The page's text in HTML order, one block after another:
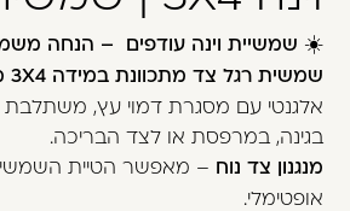
משתמש חדש/אורח
דאגנו לכם ליצירת חשבון קלה
משתמש רשום כבר
☀️ שמשיית וינה עודפים – הנחה
שמשית רגל צד מתכוונת במידה 3X4 מ"
אלגנטי עם מסגרת דמוי עץ, משתלבת
בגינה, במרפסת או לצד הבריכה.
מנגנון צד נוח – מאפשר הטיית
אופטימלי.